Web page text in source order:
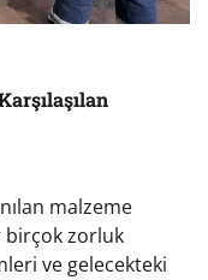
malzeme
birçok zorluk
ve gelecekteki